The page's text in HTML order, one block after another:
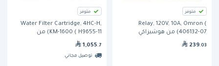
متوفر
Relay, 120V, 10A, Omron (
406132-07) من هوشيزاكي
239.03
متوفر
Water Filter Cartridge, 4HC-H,
KM-1600 ( H9655-11) من
هوشيزاكي
1,055 .7
توصيل مجاني